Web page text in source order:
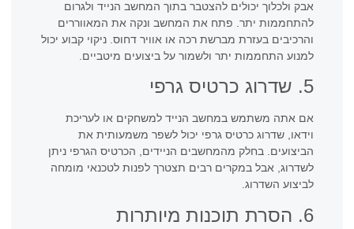
אבק ולכלוך יכולים להצטבר בתוך המחשב הנייד ולגרום
להתחממות יתר. פתח את המחשב ונקה את המאווררים
והרכיבים בעזרת מברשת רכה או אוויר דחוס. ניקוי קבוע יכול
למנוע התחממות יתר ולשמור על ביצועים מיטביים.
5. שדרוג כרטיס גרפי
אם אתה משתמש במחשב הנייד למשחקים או לעריכת
וידאו, שדרוג כרטיס גרפי יכול לשפר משמעותית את
הביצועים. בחלק מהמחשבים הניידים, הכרטיס הגרפי ניתן
לשדרוג, אבל במקרים רבים תצטרך לפנות לטכנאי מומחה
לביצוע השדרוג.
6. הסרת תוכנות מיותרות